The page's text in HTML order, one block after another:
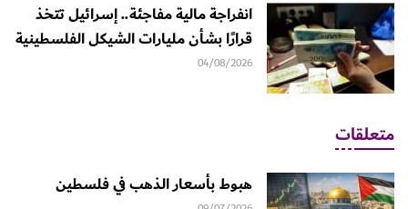
انفراجة مالية مفاجئة.. إسرائيل تتخذ
قرارًا بشأن مليارات الشيكل الفلسطينية
04/08/2026
متعلقات
هبوط بأسعار الذهب في فلسطين